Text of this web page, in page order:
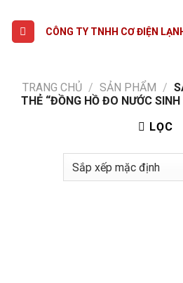
content
CÔNG TY TNHH CƠ ĐIỆN
TRANG CHỦ / SẢN PHẨM /
THẺ “ĐỒNG HỒ ĐO NƯỚC
LỌC